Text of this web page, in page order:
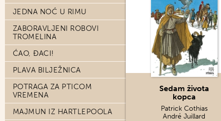
JEDNA NOĆ U RIMU
ZABORAVLJENI ROBOVI
TROMELINA
ĆAO, ĐACI!
PLAVA BILJEŽNICA
POTRAGA ZA PTICOM
VREMENA
MAJMUN IZ HARTLEPOOLA
Sedam života
kopca
Patrick Cothias
André Juillard